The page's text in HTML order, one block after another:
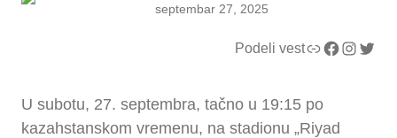
septembar 27, 2025
Podeli vestLink Facebook InstagramTwitter
U subotu, 27. septembra, tačno u 19:15 po
kazahstanskom vremenu, na stadionu „Riyad